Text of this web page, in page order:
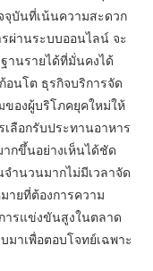
จุบันที่เน้นความสะดวก
ผ่านระบบออนไลน์ จะ
านรายได้ที่มั่นคงได้
อนโต ธุรกิจบริการจัด
ของผู้บริโภคยุคใหม่ให้
ลือกรับประทานอาหาร
กขึ้นอย่างเห็นได้ชัด
ำนวนมากไม่มีเวลาจัด
ายที่ต้องการความ
ารแข่งขันสูงในตลาด
มาเพื่อตอบโจทย์เฉพาะ